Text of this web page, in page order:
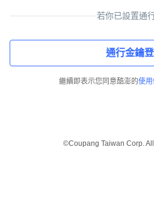
若你已設置通
通行金鑰
繼續即表示您同意酷澎的使
©Coupang Taiwan Corp.